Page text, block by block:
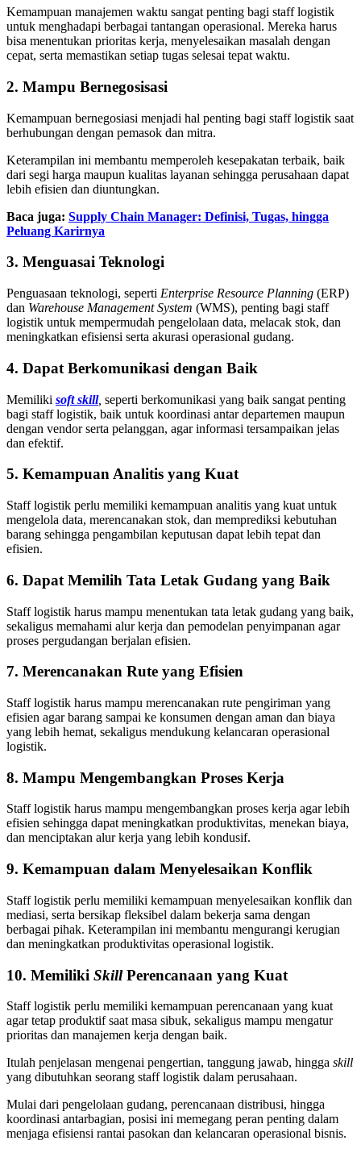
Kemampuan manajemen waktu sangat penting bagi staff logistik
untuk menghadapi berbagai tantangan operasional. Mereka harus
bisa menentukan prioritas kerja, menyelesaikan masalah dengan
cepat, serta memastikan setiap tugas selesai tepat waktu.
2. Mampu Bernegosisasi
Kemampuan bernegosiasi menjadi hal penting bagi staff logistik saat
berhubungan dengan pemasok dan mitra.
Keterampilan ini membantu memperoleh kesepakatan terbaik, baik
dari segi harga maupun kualitas layanan sehingga perusahaan dapat
lebih efisien dan diuntungkan.
Baca juga: Supply Chain Manager: Definisi, Tugas, hingga
Peluang Karirnya
3. Menguasai Teknologi
Penguasaan teknologi, seperti Enterprise Resource Planning (ERP)
dan Warehouse Management System (WMS), penting bagi staff
logistik untuk mempermudah pengelolaan data, melacak stok, dan
meningkatkan efisiensi serta akurasi operasional gudang.
4. Dapat Berkomunikasi dengan Baik
Memiliki soft skill, seperti berkomunikasi yang baik sangat penting
bagi staff logistik, baik untuk koordinasi antar departemen maupun
dengan vendor serta pelanggan, agar informasi tersampaikan jelas
dan efektif.
5. Kemampuan Analitis yang Kuat
Staff logistik perlu memiliki kemampuan analitis yang kuat untuk
mengelola data, merencanakan stok, dan memprediksi kebutuhan
barang sehingga pengambilan keputusan dapat lebih tepat dan
efisien.
6. Dapat Memilih Tata Letak Gudang yang Baik
Staff logistik harus mampu menentukan tata letak gudang yang baik,
sekaligus memahami alur kerja dan pemodelan penyimpanan agar
proses pergudangan berjalan efisien.
7. Merencanakan Rute yang Efisien
Staff logistik harus mampu merencanakan rute pengiriman yang
efisien agar barang sampai ke konsumen dengan aman dan biaya
yang lebih hemat, sekaligus mendukung kelancaran operasional
logistik.
8. Mampu Mengembangkan Proses Kerja
Staff logistik harus mampu mengembangkan proses kerja agar lebih
efisien sehingga dapat meningkatkan produktivitas, menekan biaya,
dan menciptakan alur kerja yang lebih kondusif.
9. Kemampuan dalam Menyelesaikan Konflik
Staff logistik perlu memiliki kemampuan menyelesaikan konflik dan
mediasi, serta bersikap fleksibel dalam bekerja sama dengan
berbagai pihak. Keterampilan ini membantu mengurangi kerugian
dan meningkatkan produktivitas operasional logistik.
10. Memiliki SkillPerencanaan yang Kuat
Staff logistik perlu memiliki kemampuan perencanaan yang kuat
agar tetap produktif saat masa sibuk, sekaligus mampu mengatur
prioritas dan manajemen kerja dengan baik.
Itulah penjelasan mengenai pengertian, tanggung jawab, hingga skill
yang dibutuhkan seorang staff logistik dalam perusahaan.
Mulai dari pengelolaan gudang, perencanaan distribusi, hingga
koordinasi antarbagian, posisi ini memegang peran penting dalam
menjaga efisiensi rantai pasokan dan kelancaran operasional bisnis.